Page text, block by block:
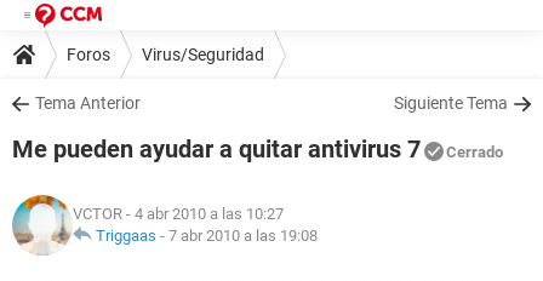
Foros Virus/Seguridad
Tema Anterior Siguiente Tema
Me pueden ayudar a quitar antivirus 7 Cerrado
VCTOR - 4 abr 2010 a las 10:27
Triggaas - 7 abr 2010 a las 19:08